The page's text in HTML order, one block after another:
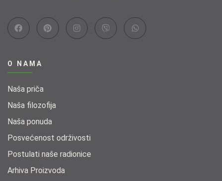
O NAMA
Naša priča
Naša filozofija
Naša ponuda​
Posvećenost održivosti​
Postulati naše radionice​
Arhiva Proizvoda